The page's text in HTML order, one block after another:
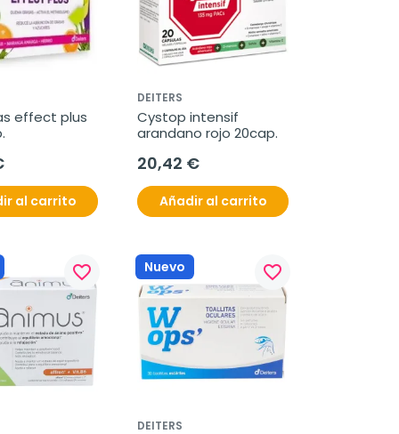
effect plus
al carrito
DEITERS
Cystop intensif
arandano rojo 20cap.
20,42 €
Añadir al carrito
favorite_border Nuevo favorite_border
DEITERS